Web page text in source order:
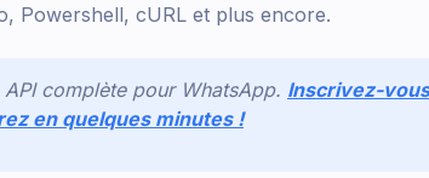
Powershell, cURL et plus encore.
complète pour WhatsApp. Inscrivez-
en quelques minutes !